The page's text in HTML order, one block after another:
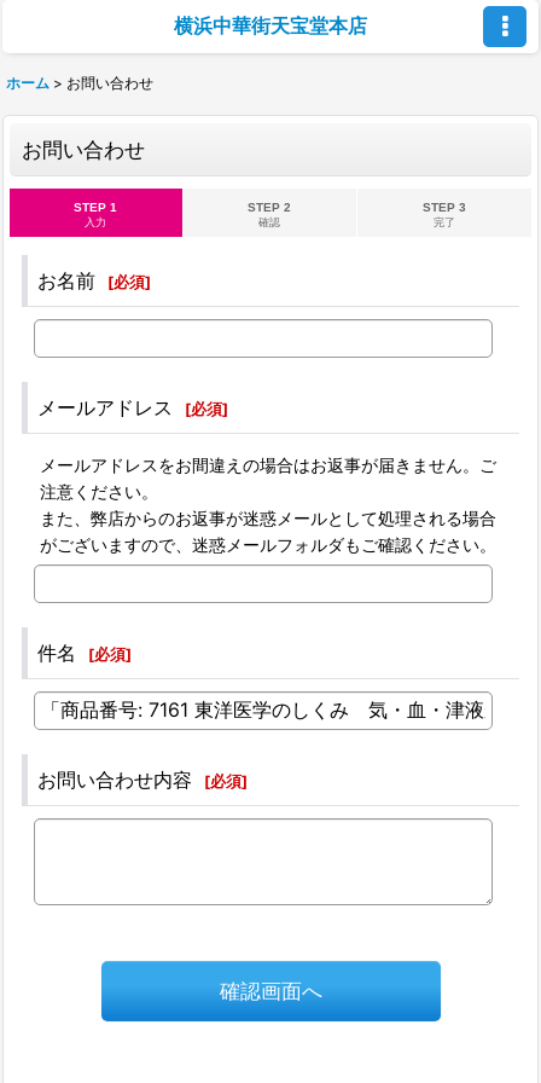
横浜中華街天宝堂本店
ホーム > お問い合わせ
お問い合わせ
STEP 1
入力
STEP 2
確認
STEP 3
完了
お名前 [必須]
メールアドレス [必須]
メールアドレスをお間違えの場合はお返事が届きません。ご
注意ください。
また、弊店からのお返事が迷惑メールとして処理される場合
がございますので、迷惑メールフォルダもご確認ください。
件名 [必須]
お問い合わせ内容 [必須]
確認画面へ